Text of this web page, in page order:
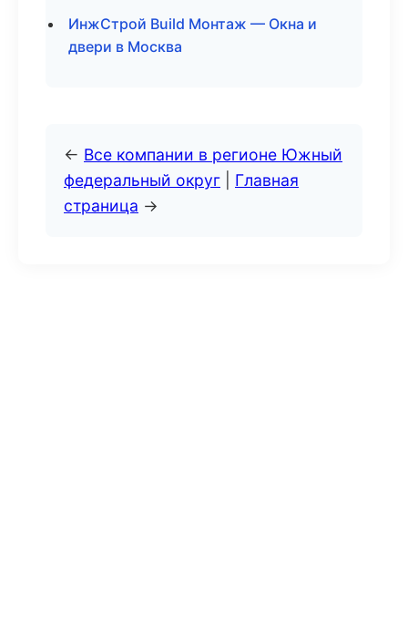
ИнжСтрой Build Монтаж — Окна и
двери в Москва
← Все компании в регионе Южный
федеральный округ
Главная
страница →